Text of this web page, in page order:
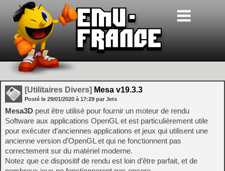
[Utilitaires Divers] Mesa v19.3.3
Posté le 29/01/2020 à 17:29 par Jets
Mesa3D peut être utilisé pour fournir un moteur de rendu
Software aux applications OpenGL et est particulièrement utile
pour exécuter d’anciennes applications et jeux qui utilisent une
ancienne version d’OpenGL et qui ne fonctionnent pas
correctement sur du matériel moderne.
Notez que ce dispositif de rendu est loin d’être parfait, et de